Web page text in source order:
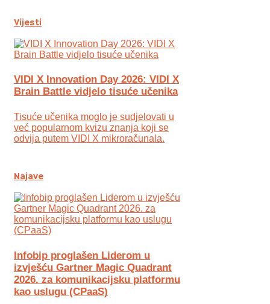
Vijesti
VIDI X Innovation Day 2026: VIDI X
Brain Battle vidjelo tisuće učenika
Tisuće učenika moglo je sudjelovati u
već popularnom kvizu znanja koji se
odvija putem VIDI X mikroračunala.
Najave
Infobip proglašen Liderom u
izvješću Gartner Magic Quadrant
2026. za komunikacijsku platformu
kao uslugu (CPaaS)